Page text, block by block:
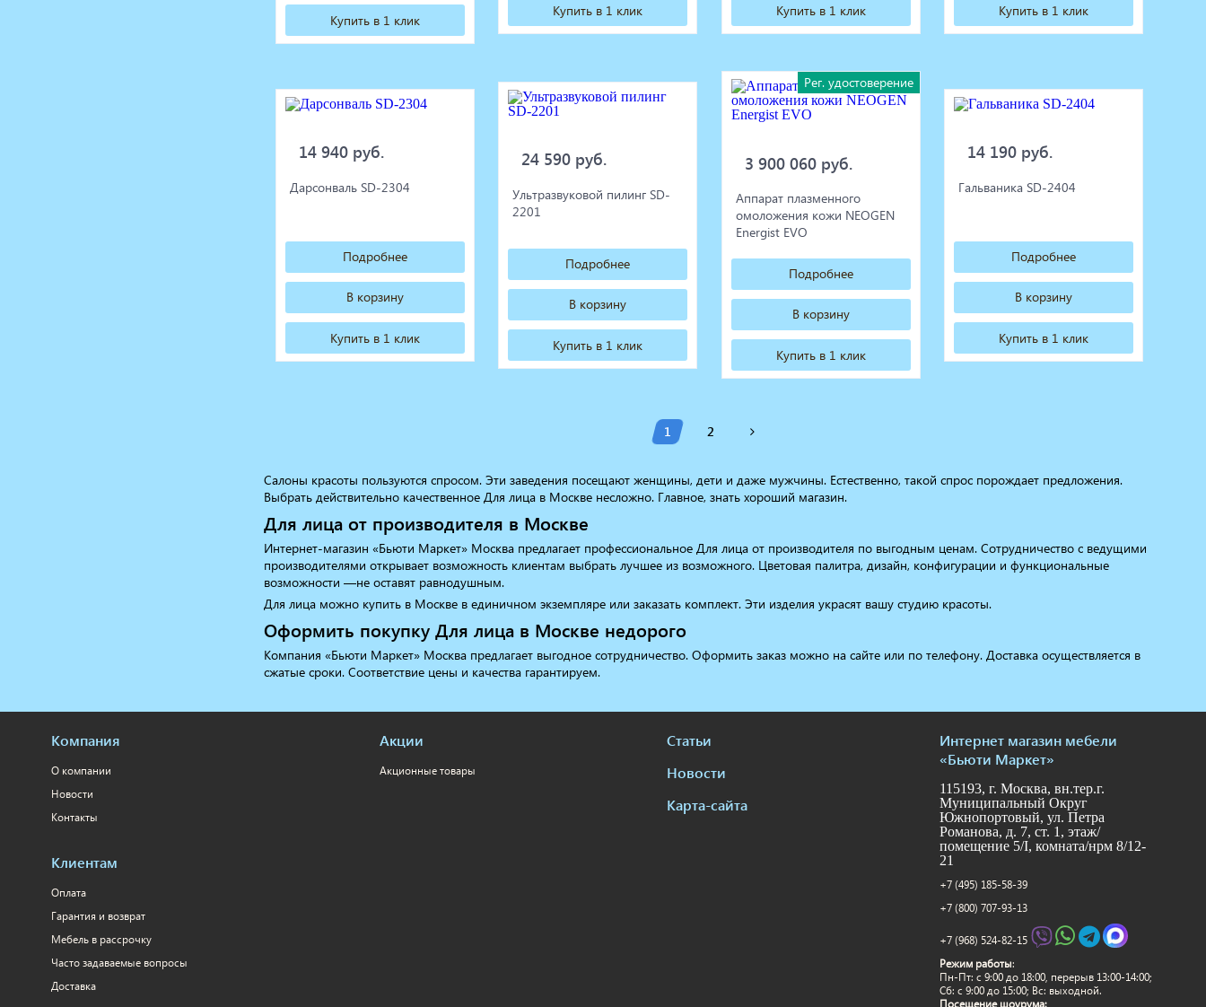
Купить в 1 клик
Купить в 1 клик Купить в 1 клик Купить в 1 клик
14 940 руб.
Дарсонваль SD-2304
Подробнее
В корзину
Купить в 1 клик
24 590 руб.
Ультразвуковой пилинг SD-
2201
Подробнее
В корзину
Купить в 1 клик
Рег. удостоверение
3 900 060 руб.
Аппарат плазменного
омоложения кожи NEOGEN
Energist EVO
Подробнее
В корзину
Купить в 1 клик
14 190 руб.
Гальваника SD-2404
Подробнее
В корзину
Купить в 1 клик
1 2
Салоны красоты пользуются спросом. Эти заведения посещают женщины, дети и даже мужчины. Естественно, такой спрос порождает предложения.
Выбрать действительно качественное Для лица в Москве несложно. Главное, знать хороший магазин.
Для лица от производителя в Москве
Интернет-магазин «Бьюти Маркет» Москва предлагает профессиональное Для лица от производителя по выгодным ценам. Сотрудничество с ведущими
производителями открывает возможность клиентам выбрать лучшее из возможного. Цветовая палитра, дизайн, конфигурации и функциональные
возможности —не оставят равнодушным.
Для лица можно купить в Москве в единичном экземпляре или заказать комплект. Эти изделия украсят вашу студию красоты.
Оформить покупку Для лица в Москве недорого
Компания «Бьюти Маркет» Москва предлагает выгодное сотрудничество. Оформить заказ можно на сайте или по телефону. Доставка осуществляется в
сжатые сроки. Соответствие цены и качества гарантируем.
Компания
О компании
Новости
Контакты
Клиентам
Оплата
Гарантия и возврат
Мебель в рассрочку
Часто задаваемые вопросы
Доставка
Акции
Акционные товары
Статьи
Новости
Карта-сайта
Интернет магазин мебели
«Бьюти Маркет»
115193, г. Москва, вн.тер.г.
Муниципальный Округ
Южнопортовый, ул. Петра
Романова, д. 7, ст. 1, этаж/
помещение 5/I, комната/нрм 8/12-
21
+7 (495) 185-58-39
+7 (800) 707-93-13
+7 (968) 524-82-15
Режим работы:
Пн-Пт: c 9:00 до 18:00, перерыв 13:00-14:00;
Сб: с 9:00 до 15:00; Вс: выходной.
Посещение шоурума: